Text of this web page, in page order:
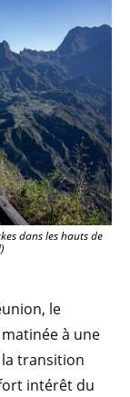
dans les hauts de
le
à une
transition
intérêt du